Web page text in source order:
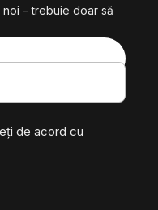
– trebuie doar să
de acord cu